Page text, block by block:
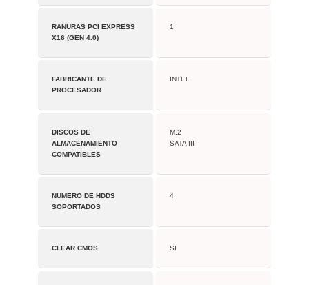
RANURAS PCI EXPRESS
X16 (GEN 4.0)
1
FABRICANTE DE
PROCESADOR
INTEL
DISCOS DE
ALMACENAMIENTO
COMPATIBLES
M.2
SATA III
NUMERO DE HDDS
SOPORTADOS
4
CLEAR CMOS SI